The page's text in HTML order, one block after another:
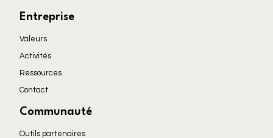
Entreprise
Valeurs
Activités
Ressources
Contact
Communauté
Outils partenaires